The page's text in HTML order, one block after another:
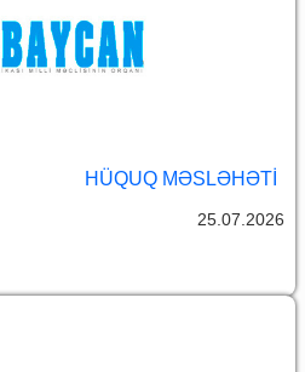
HÜQUQ MƏSLƏHƏTI
25.07.2026